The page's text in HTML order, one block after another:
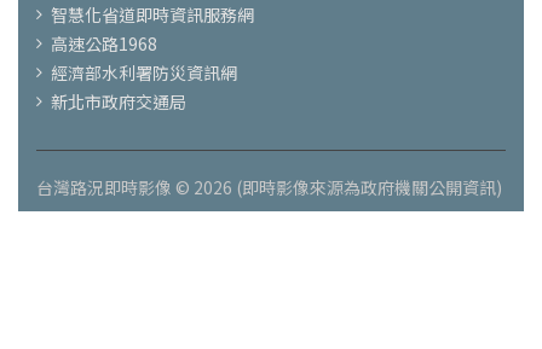
智慧化省道即時資訊服務網
高速公路1968
經濟部水利署防災資訊網
新北市政府交通局
台灣路況即時影像 © 2026 (即時影像來源為政府機關公開資訊)